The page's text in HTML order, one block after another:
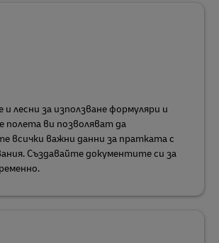
лесни за използване формуляри и
полета ви позволяват да
всички важни данни за пратката с
Създавайте документите си за